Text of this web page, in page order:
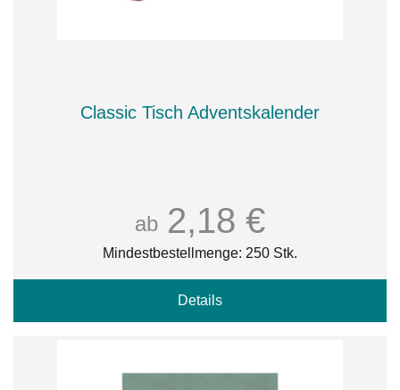
Classic Tisch Adventskalender
ab 2,18 €
Mindestbestellmenge: 250 Stk.
Details